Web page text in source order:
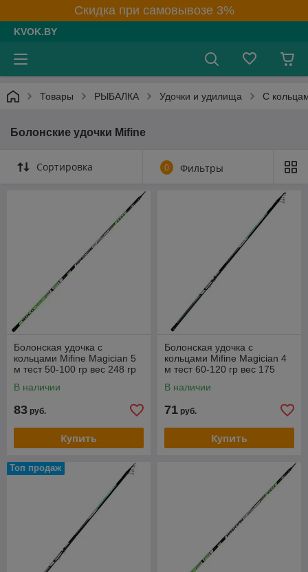
Скидка при самовывозе 3%
KVOK.BY
Товары РЫБАЛКА Удочки и удилища С
Болонские удочки Mifine
Сортировка 0 Фильтры
Болонская удочка с
кольцами Mifine Magician 5
м тест 50-100 гр вес 248 гр
В наличии
83 руб.
Купить
Болонская удочка с
кольцами Mifine Magician 4
м тест 60-120 гр вес 175
В наличии
71 руб.
Купить
Топ продаж